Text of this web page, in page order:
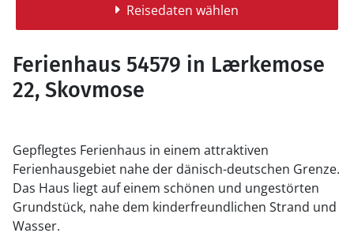
Reisedaten wählen
Ferienhaus 54579 in Lærkemose
22, Skovmose
Gepflegtes Ferienhaus in einem attraktiven
Ferienhausgebiet nahe der dänisch-deutschen Grenze.
Das Haus liegt auf einem schönen und ungestörten
Grundstück, nahe dem kinderfreundlichen Strand und
Wasser.